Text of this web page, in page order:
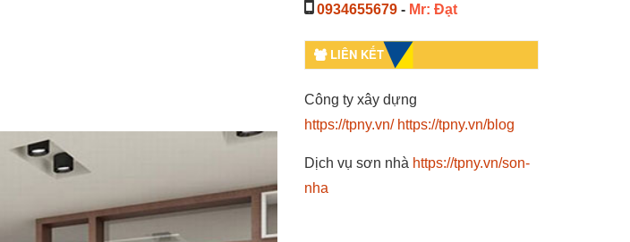
0934655679- Mr: Đạt
LIÊN KẾT
Công ty xây dựng
https://tpny.vn/ https://tpny.vn/blog
Dịch vụ sơn nhà https://tpny.vn/son-
nha